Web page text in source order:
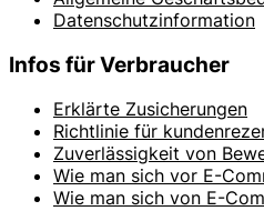
Datenschutzinformation
Infos für Verbraucher
Erklärte Zusicherungen
Richtlinie für
Zuverlässigkeit von
Wie man sich vor E-
Wie man sich von E-